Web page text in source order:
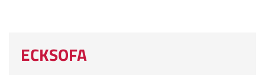
ECKSOFA